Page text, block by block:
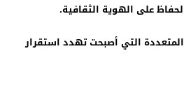
على الهوية الثقافية.
التي أصبحت تهدد استقرار